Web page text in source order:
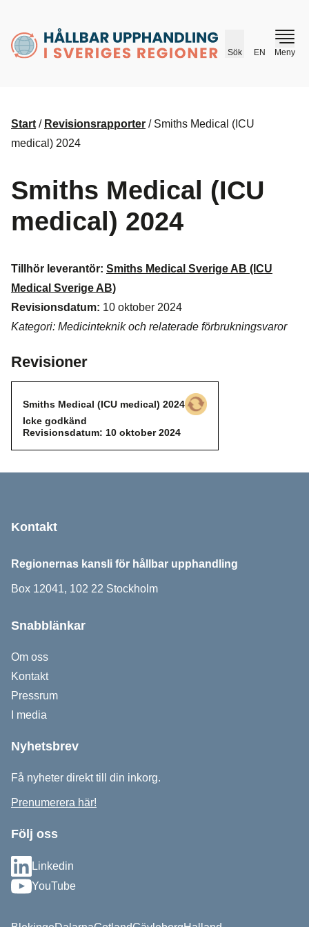
husr.se
Sök EN Meny
Start / Revisionsrapporter / Smiths Medical (ICU
medical) 2024
Smiths Medical (ICU
medical) 2024
Tillhör leverantör: Smiths Medical Sverige AB (ICU
Medical Sverige AB)
Revisionsdatum: 10 oktober 2024
Kategori: Medicinteknik och relaterade förbrukningsvaror
Revisioner
Smiths Medical (ICU medical) 2024
Icke godkänd
Icke godkänd
Revisionsdatum: 10 oktober 2024
Kontakt
Regionernas kansli för hållbar upphandling
Box 12041, 102 22 Stockholm
Snabblänkar
Om oss
Kontakt
Pressrum
I media
Nyhetsbrev
Få nyheter direkt till din inkorg.
Prenumerera här!
Följ oss
Linkedin
YouTube